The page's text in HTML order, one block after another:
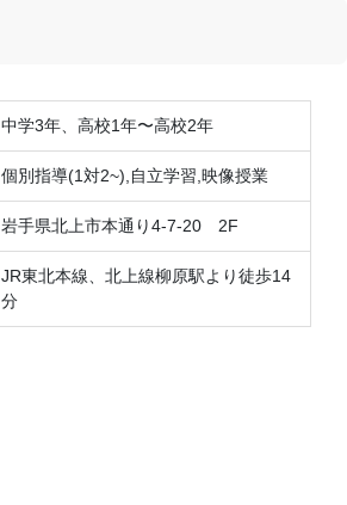
中学3年、高校1年〜高校2年
個別指導(1対2~),自立学習,映像授業
岩手県北上市本通り4-7-20 2F
JR東北本線、北上線柳原駅より徒歩14
分